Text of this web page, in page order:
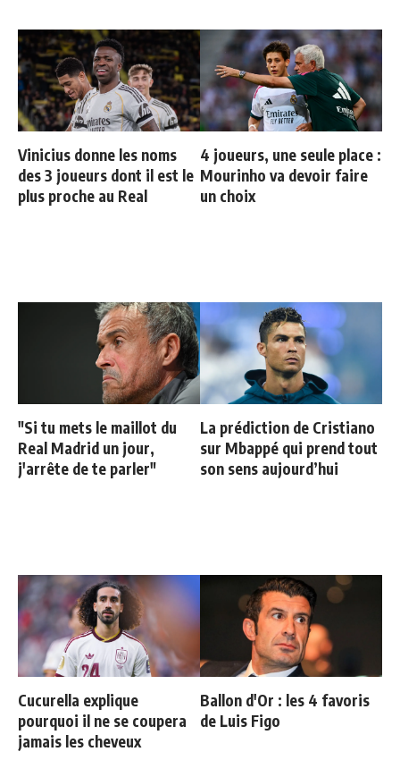
Vinicius donne les noms
des 3 joueurs dont il est le
plus proche au Real
4 joueurs, une seule place :
Mourinho va devoir faire
un choix
"Si tu mets le maillot du
Real Madrid un jour,
j'arrête de te parler"
La prédiction de Cristiano
sur Mbappé qui prend tout
son sens aujourd’hui
Cucurella explique
pourquoi il ne se coupera
jamais les cheveux
Ballon d'Or : les 4 favoris
de Luis Figo